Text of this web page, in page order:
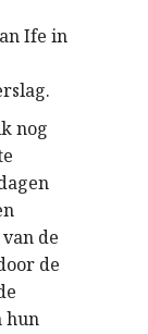
Ife in
nog
de
de
hun